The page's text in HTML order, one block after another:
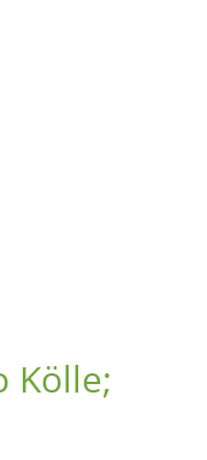
Kölle;